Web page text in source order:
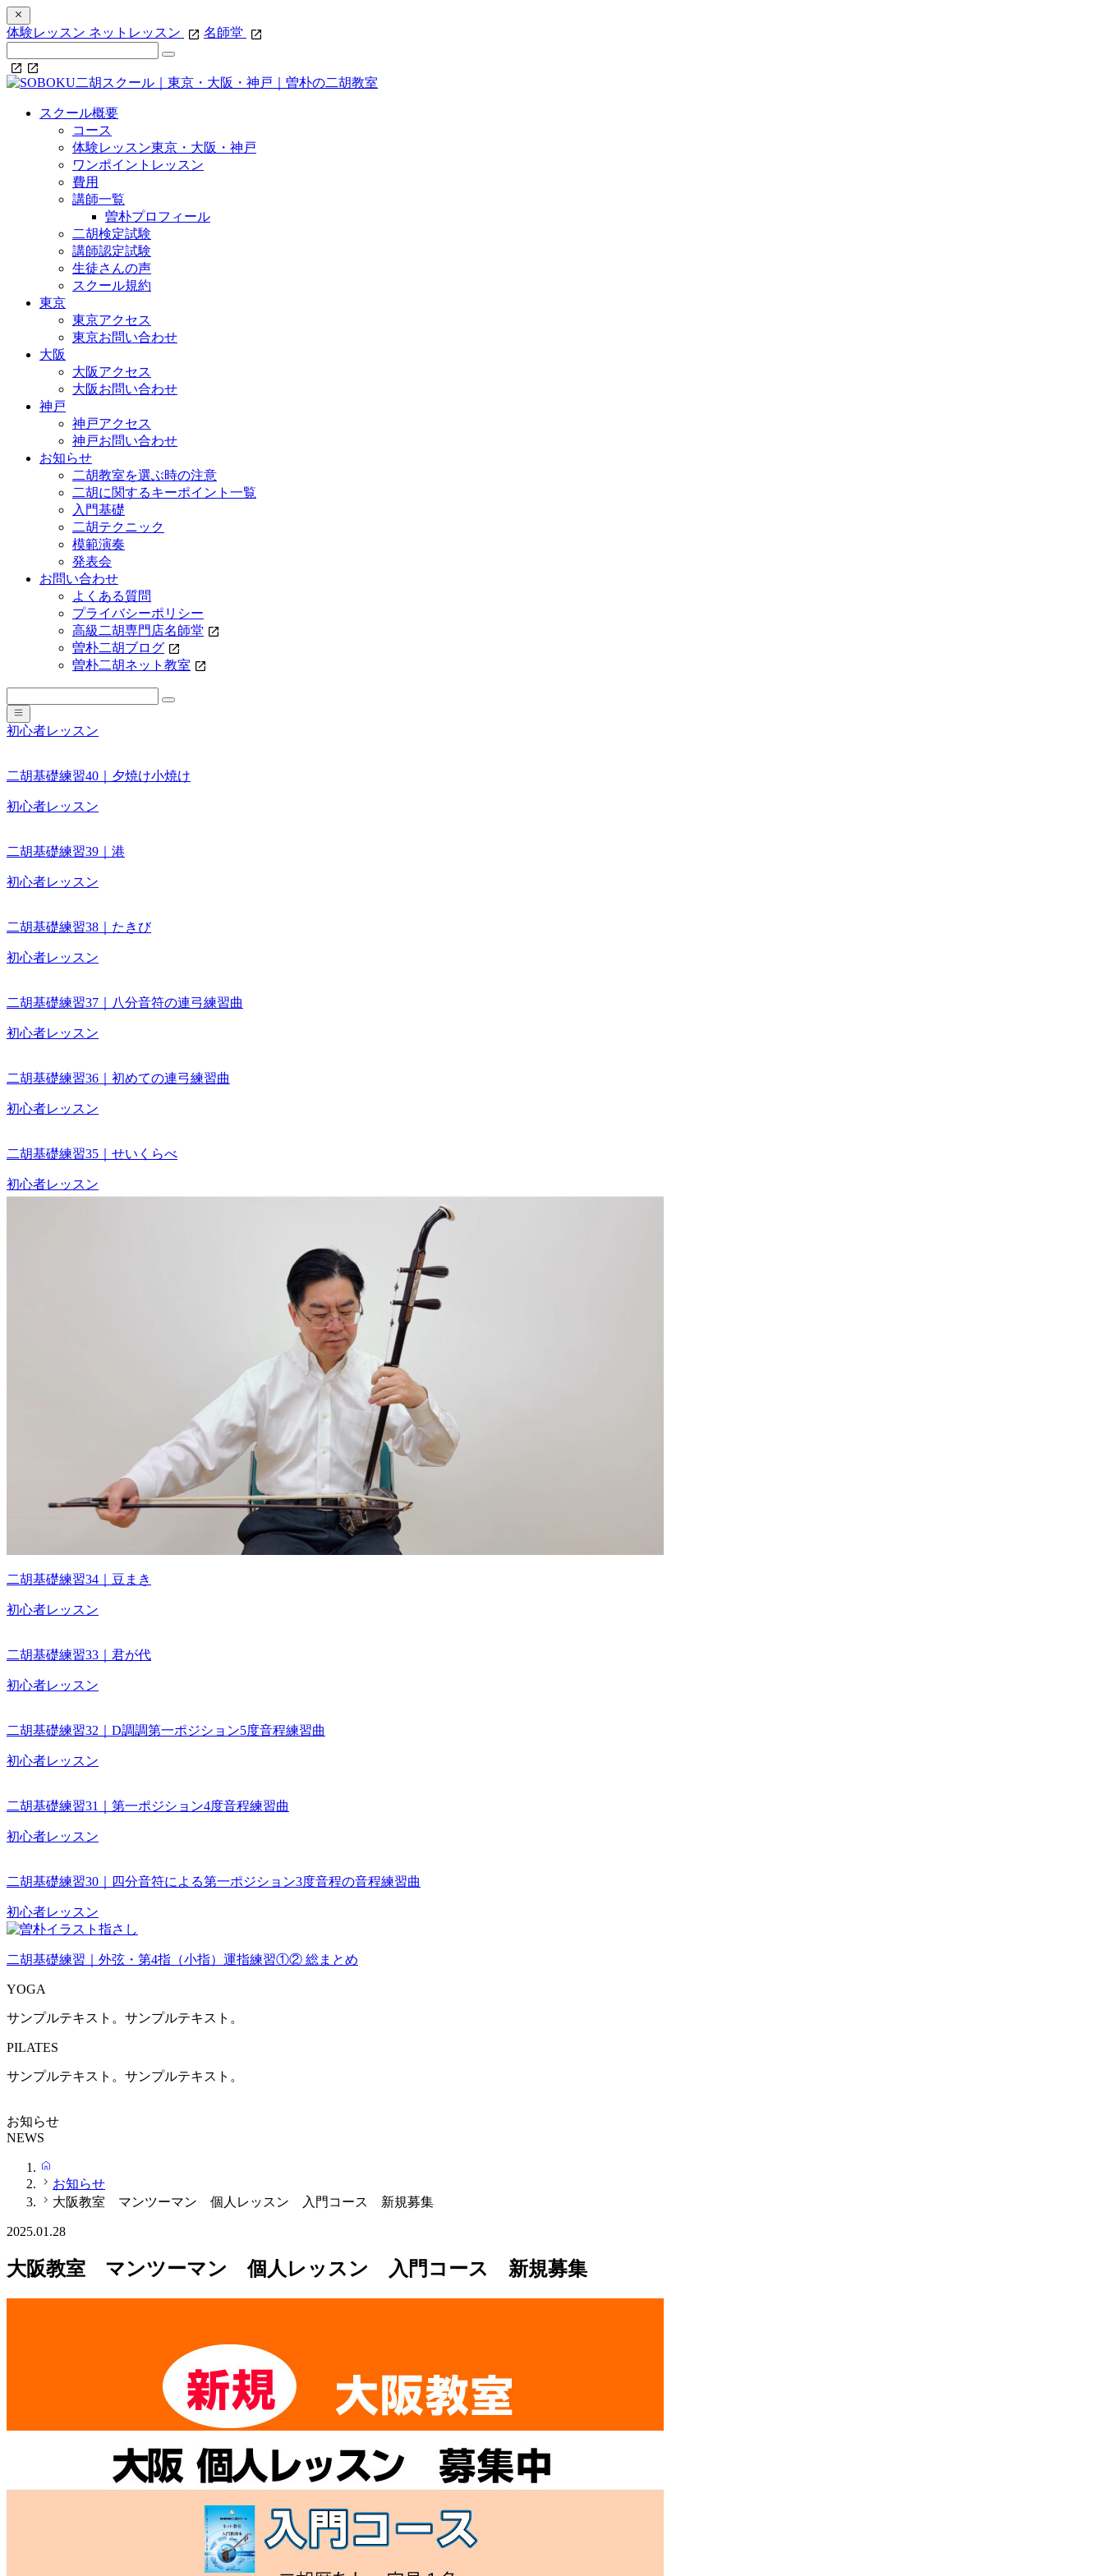
体験レッスン ネットレッスン 名師堂
スクール概要
コース
体験レッスン東京・大阪・神戸
ワンポイントレッスン
費用
講師一覧
曽朴プロフィール
二胡検定試験
講師認定試験
生徒さんの声
スクール規約
東京
東京アクセス
東京お問い合わせ
大阪
大阪アクセス
大阪お問い合わせ
神戸
神戸アクセス
神戸お問い合わせ
お知らせ
二胡教室を選ぶ時の注意
二胡に関するキーポイント一覧
入門基礎
二胡テクニック
模範演奏
発表会
お問い合わせ
よくある質問
プライバシーポリシー
高級二胡専門店名師堂
曽朴二胡ブログ
曽朴二胡ネット教室
初心者レッスン
二胡基礎練習40｜夕焼け小焼け
初心者レッスン
二胡基礎練習39｜港
初心者レッスン
二胡基礎練習38｜たきび
初心者レッスン
二胡基礎練習37｜八分音符の連弓練習曲
初心者レッスン
二胡基礎練習36｜初めての連弓練習曲
初心者レッスン
二胡基礎練習35｜せいくらべ
初心者レッスン
二胡基礎練習34｜豆まき
初心者レッスン
二胡基礎練習33｜君が代
初心者レッスン
二胡基礎練習32｜D調調第一ポジション5度音程練習曲
初心者レッスン
二胡基礎練習31｜第一ポジション4度音程練習曲
初心者レッスン
二胡基礎練習30｜四分音符による第一ポジション3度音程の音程練習曲
初心者レッスン
二胡基礎練習｜外弦・第4指（小指）運指練習①② 総まとめ
YOGA
サンプルテキスト。サンプルテキスト。
PILATES
サンプルテキスト。サンプルテキスト。
お知らせ
NEWS
お知らせ
大阪教室 マンツーマン 個人レッスン 入門コース 新規募集
2025.01.28
大阪教室 マンツーマン 個人レッスン 入門コース 新規募集